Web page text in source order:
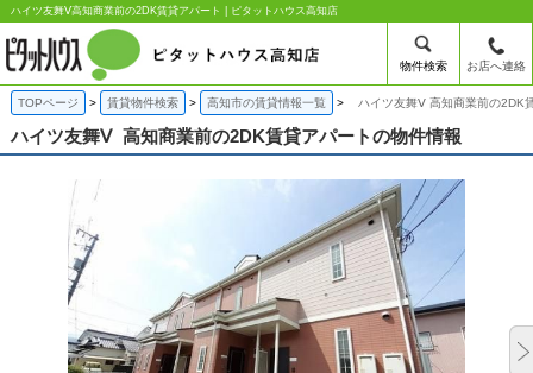
ハイツ友舞Ⅴ高知商業前の2DK賃貸アパート | ピタットハウス高知店
物件検索 お店へ連絡
TOPページ 賃貸物件検索 高知市の賃貸情報一覧 ハイツ友舞Ⅴ 高知商業前の2DK
ハイツ友舞Ⅴ 高知商業前の2DK賃貸アパートの物件情報